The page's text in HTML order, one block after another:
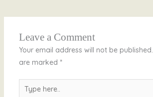
Leave a Comment
Your email address will not be published.
are marked *
Type